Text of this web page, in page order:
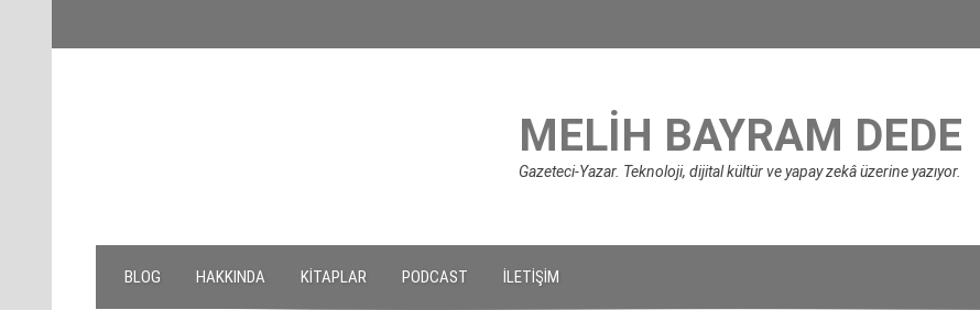
MELIH BAYRAM DEDE
Gazeteci-Yazar. Teknoloji, dijital kültür ve yapay zekâ üzerine yazıyor.
BLOG HAKKINDA KITAPLAR PODCAST İLETIŞIM